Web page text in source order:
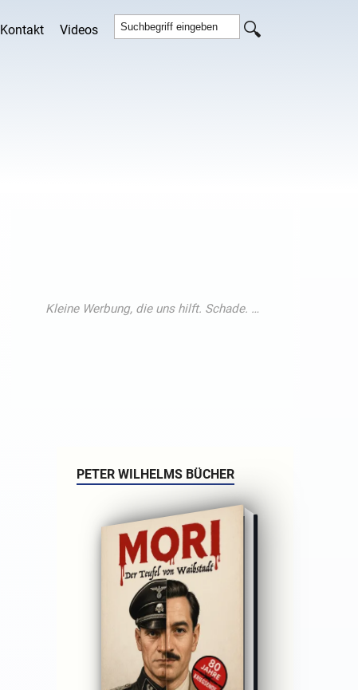
Kontakt Videos
PETER WILHELMS BÜCHER